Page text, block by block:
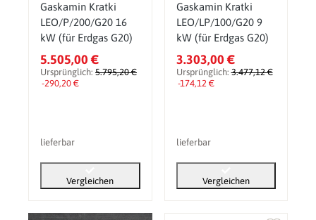
Gaskamin Kratki
LEO/P/200/G20 16
kW (für Erdgas G20)
5.505,00 €
Ursprünglich: 5.795,20 €
-290,20 €
lieferbar
Vergleichen
Gaskamin Kratki
LEO/LP/100/G20 9
kW (für Erdgas G20)
3.303,00 €
Ursprünglich:3.477,12 €
-174,12 €
lieferbar
Vergleichen